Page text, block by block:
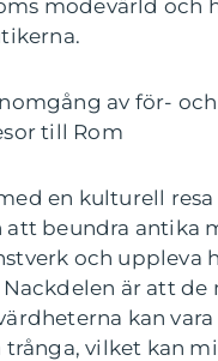
modevärld och
av för-
till Rom
en kulturell
beundra antika
och uppleva
är att de
kan
vilket kan